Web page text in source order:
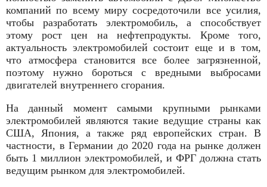
компаний по всему миру сосредоточили все усилия,
чтобы разработать электромобиль, а способствует
этому рост цен на нефтепродукты. Кроме того,
актуальность электромобилей состоит еще и в том,
что атмосфера становится все более загрязненной,
поэтому нужно бороться с вредными выбросами
двигателей внутреннего сгорания.
На данный момент самыми крупными рынками
электромобилей являются такие ведущие страны как
США, Япония, а также ряд европейских стран. В
частности, в Германии до 2020 года на рынке должен
быть 1 миллион электромобилей, и ФРГ должна стать
ведущим рынком для электромобилей.